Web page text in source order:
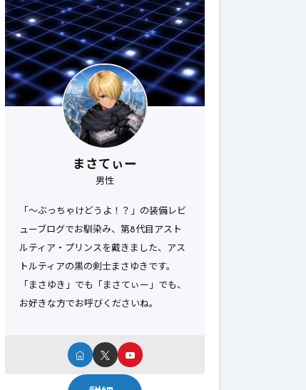
まさてぃー
男性
「～ぶっちゃけどうよ！？」の装備レビ
ューブログでお馴染み、第8代目アスト
ルティア・プリンスを戴きました、アス
トルティアの黒の剣士まさゆきです。
「まさゆき」でも「まさてぃー」でも、
お好きな方でお呼びくださいね。